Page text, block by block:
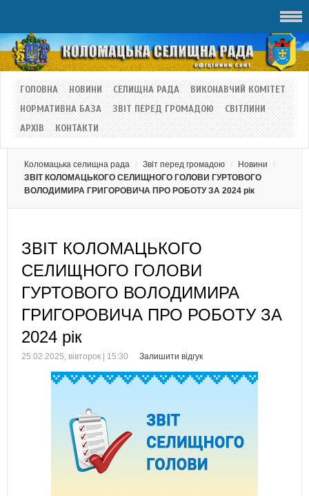
ГОЛОВНА НОВИНИ СЕЛИЩНА РАДА
ВИКОНАВЧИЙ КОМІТЕТ
НОРМАТИВНА БАЗА
ЗВІТ ПЕРЕД ГРОМАДОЮ
СВІТЛИНИ
АРХІВ
КОНТАКТИ
Коломацька селищна рада Звіт перед громадою
Новини
ЗВІТ КОЛОМАЦЬКОГО СЕЛИЩНОГО ГОЛОВИ ГУРТОВОГО
ВОЛОДИМИРА ГРИГОРОВИЧА ПРО РОБОТУ ЗА 2024 рік
ЗВІТ КОЛОМАЦЬКОГО
СЕЛИЩНОГО ГОЛОВИ
ГУРТОВОГО ВОЛОДИМИРА
ГРИГОРОВИЧА ПРО РОБОТУ ЗА
2024 рік
25.02.2025, вівторок | 15:30 Залишити відгук